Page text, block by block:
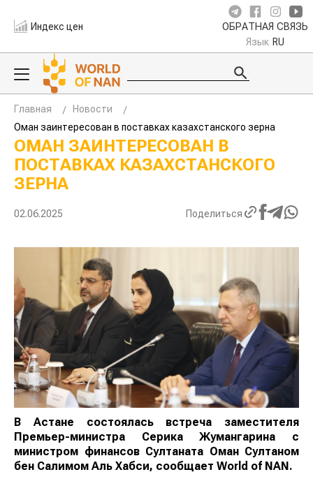
Индекс цен ОБРАТНАЯ СВЯЗЬ
Язык RU
Главная
Новости
Оман заинтересован в поставках казахстанского зерна
ОМАН ЗАИНТЕРЕСОВАН В
ПОСТАВКАХ КАЗАХСТАНСКОГО
ЗЕРНА
02.06.2025 Поделиться
В Астане состоялась встреча заместителя
Премьер-министра Серика Жумангарина с
министром финансов Султаната Оман Султаном
бен Салимом Аль Хабси, сообщает World of NAN.